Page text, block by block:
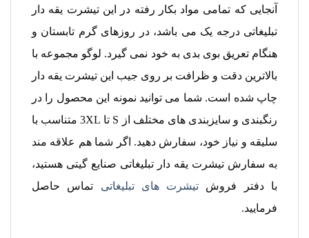
آنجایی که تمامی مواد بکار رفته در این تیشرت یقه دار
تبلیغاتی درجه یک می باشد، در روزهای گرم تابستان و
هنگام تعریق بوی بدی به خود نمی گیرد. لوگو مجموعه با
بالاترین دقت و ظرافت بر روی جیب این تیشرت یقه دار
چاپ شده است. شما می توانید نمونه این محصول را در
رنگبندی و سایزبندی های مختلف از S تا 3XL متناسب با
سلیقه و نیاز خود، سفارش دهید. اگر شما هم علاقه مند
به سفارش تیشرت یقه دار تبلیغاتی صنایع گیتی هستید،
با دفتر فروش تیشرت های تبلیغاتی تماس حاصل
فرمایید.